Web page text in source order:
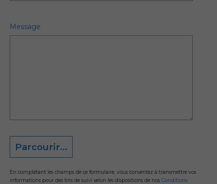
Message
Parcourir...
En complétant les champs de ce formulaire, vous consentez à transmettre vos
informations pour des fins de suivi selon les dispositions de nos Conditions